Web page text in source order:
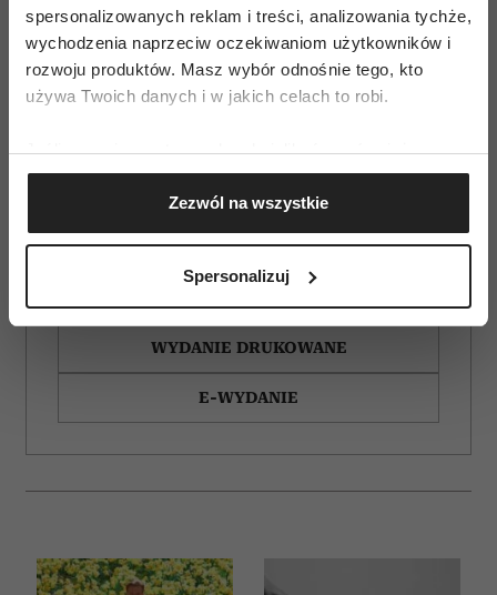
spersonalizowanych reklam i treści, analizowania tychże,
wychodzenia naprzeciw oczekiwaniom użytkowników i
rozwoju produktów. Masz wybór odnośnie tego, kto
używa Twoich danych i w jakich celach to robi.
Jeśli wyrazisz na to zgodę, chcielibyśmy również:
Gromadzić dane dotyczące Twojej lokalizacji
geograficznej z dokładnością nawet do kilku metrów
Identyfikować Twoje urządzenie, aktywnie
(fingerprinting, czyli wirtualny odcisk palca)
dane są przetwarzane oraz ustaw własne preferencje w
sekcji szczegółów. W Deklaracji plików cookie możesz
zmienić lub wycofać swoją zgodę w dowolnej chwili.
Wykorzystujemy pliki cookie do spersonalizowania treści
społecznościowym, reklamowym i analitycznym.
Partnerzy mogą połączyć te informacje z innymi danymi
Zezwól na wszystkie
Spersonalizuj
ZAMÓW
WYDANIE DRUKOWANE
E-WYDANIE